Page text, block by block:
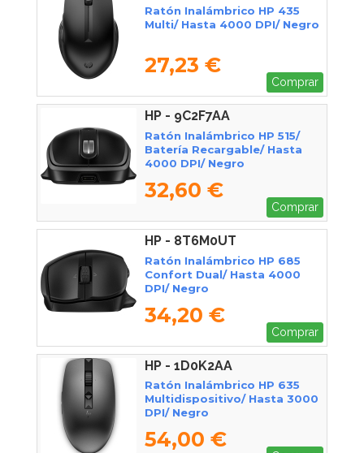
Ratón Inalámbrico HP 435
Multi/ Hasta 4000 DPI/ Negro
27,23 €
Comprar
HP - 9C2F7AA
Ratón Inalámbrico HP 515/
Batería Recargable/ Hasta
4000 DPI/ Negro
32,60 €
Comprar
HP - 8T6M0UT
Ratón Inalámbrico HP 685
Confort Dual/ Hasta 4000
DPI/ Negro
34,20 €
Comprar
HP - 1D0K2AA
Ratón Inalámbrico HP 635
Multidispositivo/ Hasta 3000
DPI/ Negro
54,00 €